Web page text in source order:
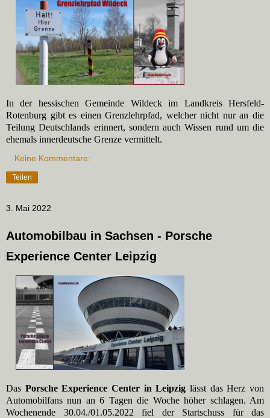
In der hessischen Gemeinde Wildeck im Landkreis Hersfeld-
Rotenburg gibt es einen Grenzlehrpfad, welcher nicht nur an die
Teilung Deutschlands erinnert, sondern auch Wissen rund um die
ehemals innerdeutsche Grenze vermittelt.
Keine Kommentare:
Teilen
3. Mai 2022
Automobilbau in Sachsen - Porsche
Experience Center Leipzig
Das Porsche Experience Center in Leipzig lässt das Herz von
Automobilfans nun an 6 Tagen die Woche höher schlagen. Am
Wochenende 30.04./01.05.2022 fiel der Startschuss für das